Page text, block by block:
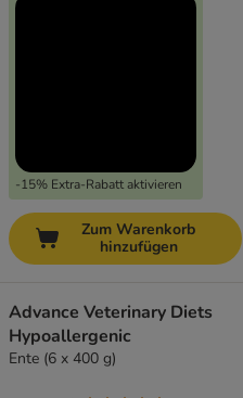
-15% Extra-Rabatt aktivieren
Zum Warenkorb
hinzufügen
Advance Veterinary Diets
Hypoallergenic
Ente (6 x 400 g)